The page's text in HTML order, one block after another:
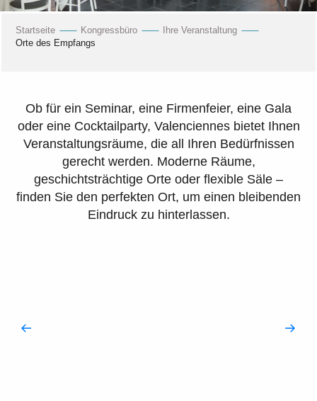
Startseite Kongressbüro
Ihre Veranstaltung
Orte des Empfangs
Ob für ein Seminar, eine Firmenfeier, eine Gala
oder eine Cocktailparty, Valenciennes bietet Ihnen
Veranstaltungsräume, die all Ihren Bedürfnissen
gerecht werden. Moderne Räume,
geschichtsträchtige Orte oder flexible Säle –
finden Sie den perfekten Ort, um einen bleibenden
Eindruck zu hinterlassen.